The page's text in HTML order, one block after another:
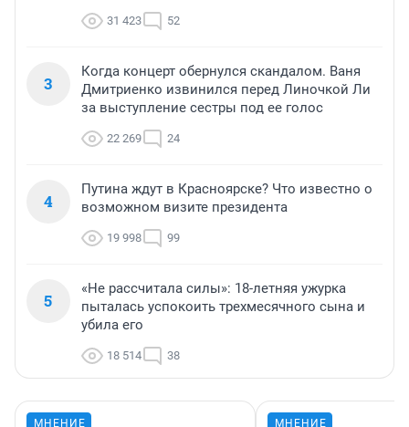
31 423 52
3
Когда концерт обернулся скандалом. Ваня
Дмитриенко извинился перед Линочкой Ли
за выступление сестры под ее голос
22 269 24
4
Путина ждут в Красноярске? Что известно о
возможном визите президента
19 998 99
5
«Не рассчитала силы»: 18-летняя ужурка
пыталась успокоить трехмесячного сына и
убила его
18 514 38
МНЕНИЕ МНЕНИЕ